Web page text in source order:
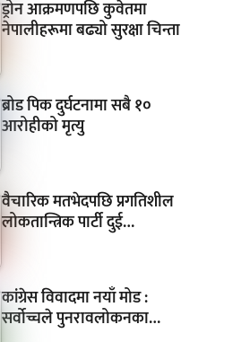
ड्रोन आक्रमणपछि कुवेतमा
नेपालीहरूमा बढ्यो सुरक्षा चिन्ता
ब्रोड पिक दुर्घटनामा सबै १०
आरोहीको मृत्यु
वैचारिक मतभेदपछि प्रगतिशील
लोकतान्त्रिक पार्टी दुई…
कांग्रेस विवादमा नयाँ मोड :
सर्वोच्चले पुनरावलोकनका…